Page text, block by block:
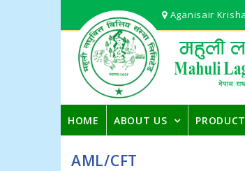
Aganisair
HOME ABOUT US
AML/CFT